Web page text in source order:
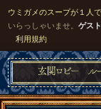
ウミガメのスープが１人
いらっしゃいませ。ゲス
利用規約